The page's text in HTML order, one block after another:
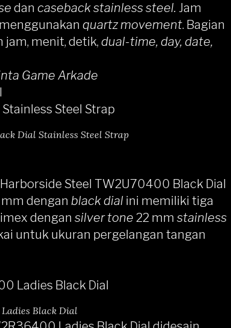
dan caseback stainless steel. Jam
quartz movement. Bagian
menit, detik, dual-time, day, date,
Game Arkade
Dial Stainless Steel Strap
Steel TW2U70400 Black Dial
dengan black dial ini memiliki tiga
dengan silver tone 22 mm stainless
untuk ukuran pergelangan tangan
Black Dial